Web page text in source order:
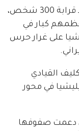
بينما بلغ عدد المنتسبين في بلدة مراط قرابة 300 شخص،
كبار في
على غرار حرس
إنه تم تكليف القيادي
في محور
دعمت صفوفها